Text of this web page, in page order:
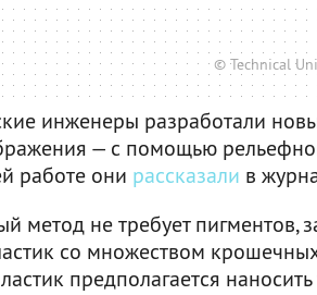
© Technical
инженеры разработали
— с помощью
работе они рассказали в
метод не требует пигментов,
со множеством
предполагается